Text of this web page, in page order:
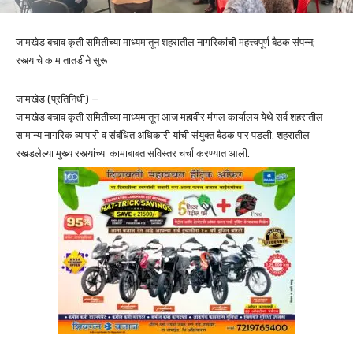
जामखेड बचाव कृती समितीच्या माध्यमातून शहरातील नागरिकांची महत्त्वपूर्ण बैठक संपन्न;
रस्त्याचे काम तातडीने सुरू
जामखेड (प्रतिनिधी) —
जामखेड बचाव कृती समितीच्या माध्यमातून आज महावीर मंगल कार्यालय येथे सर्व शहरातील
सामान्य नागरिक व्यापारी व संबंधित अधिकारी यांची संयुक्त बैठक पार पडली. शहरातील
रखडलेल्या मुख्य रस्त्यांच्या कामाबाबत सविस्तर चर्चा करण्यात आली.